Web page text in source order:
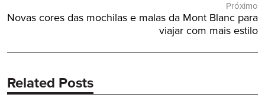
Próximo
Próximo
Novas cores das mochilas e malas da Mont Blanc para
viajar com mais estilo
Related Posts